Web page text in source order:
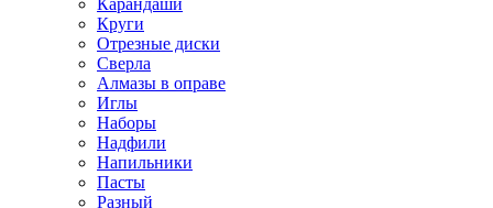
Карандаши
Круги
Отрезные диски
Сверла
Алмазы в оправе
Иглы
Наборы
Надфили
Напильники
Пасты
Разный